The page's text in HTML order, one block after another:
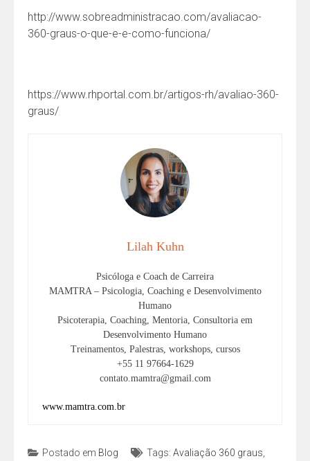
http://www.sobreadministracao.com/avaliacao-
360-graus-o-que-e-e-como-funciona/
https://www.rhportal.com.br/artigos-rh/avaliao-360-
graus/
Lilah Kuhn
Psicóloga e Coach de Carreira
MAMTRA – Psicologia, Coaching e Desenvolvimento
Humano
Psicoterapia, Coaching, Mentoria, Consultoria em
Desenvolvimento Humano
Treinamentos, Palestras, workshops, cursos
+55 11 97664-1629
contato.mamtra@gmail.com
www.mamtra.com.br
Postado em Blog Tags: Avaliação 360 graus